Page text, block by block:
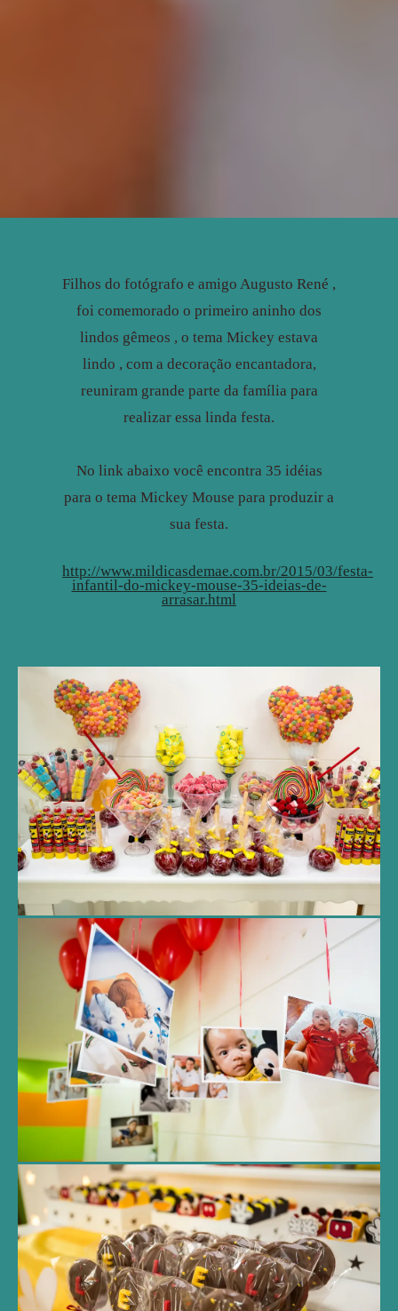
Filhos do fotógrafo e amigo Augusto René ,
foi comemorado o primeiro aninho dos
lindos gêmeos , o tema Mickey estava
lindo , com a decoração encantadora,
reuniram grande parte da família para
realizar essa linda festa.
No link abaixo você encontra 35 idéias
para o tema Mickey Mouse para produzir a
sua festa.
http://www.mildicasdemae.com.br/2015/03/festa-
infantil-do-mickey-mouse-35-ideias-de-
arrasar.html